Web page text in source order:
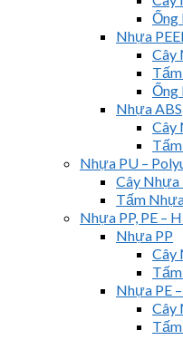
Ống
Nhựa
Cây
Ống
Nhựa ABS
Cây
Nhựa PU –
Cây Nhựa
Tấm
Nhựa PP, PE –
Nhựa PP
Cây
Nhựa PE
Cây